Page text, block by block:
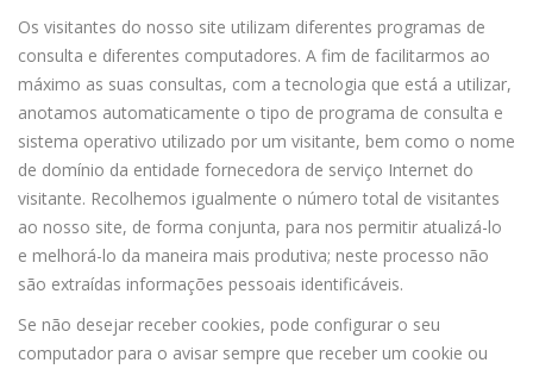
Os visitantes do nosso site utilizam diferentes programas de
consulta e diferentes computadores. A fim de facilitarmos ao
máximo as suas consultas, com a tecnologia que está a utilizar,
anotamos automaticamente o tipo de programa de consulta e
sistema operativo utilizado por um visitante, bem como o nome
de domínio da entidade fornecedora de serviço Internet do
visitante. Recolhemos igualmente o número total de visitantes
ao nosso site, de forma conjunta, para nos permitir atualizá-lo
e melhorá-lo da maneira mais produtiva; neste processo não
são extraídas informações pessoais identificáveis.
Se não desejar receber cookies, pode configurar o seu
computador para o avisar sempre que receber um cookie ou